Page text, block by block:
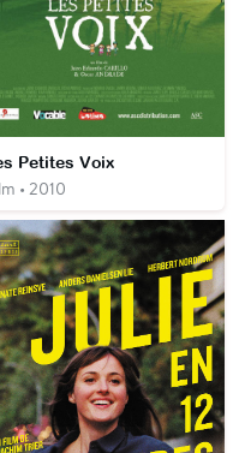
Petites Voix
• 2010